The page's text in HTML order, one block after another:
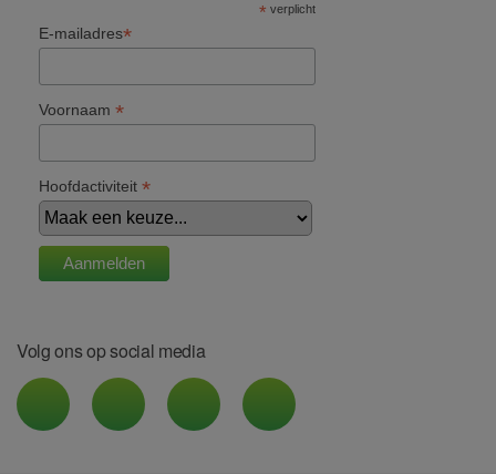
* verplicht
E-mailadres*
Voornaam *
Hoofdactiviteit *
Volg ons op social media